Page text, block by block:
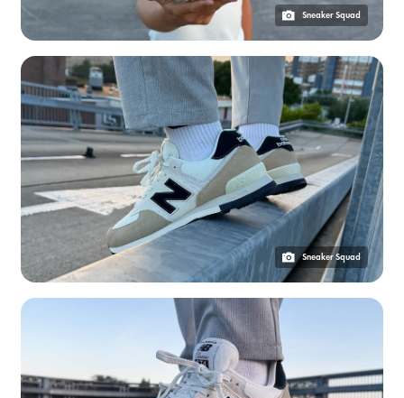
Sneaker Squad
Sneaker Squad